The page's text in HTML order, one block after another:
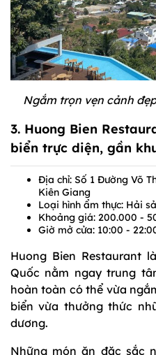
Ngắm trọn vẹn cảnh
3. Huong Bien
biển trực diện, gần
Địa chỉ: Số 1 Đường Võ
Kiên Giang
Loại hình ẩm thực: Hải
Khoảng giá: 200.000 -
Giờ mở cửa: 10:00 -
Huong Bien Restaurant
Quốc nằm ngay trung
hoàn toàn có thể vừa
biển vừa thưởng thức
dương.
Những món ăn đặc sắc